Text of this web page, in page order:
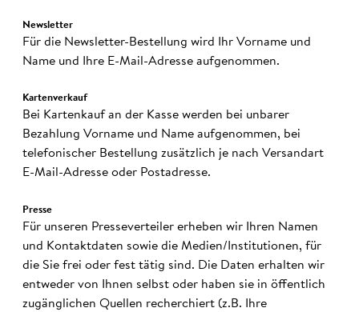
News­letter
Für die Newsletter-Bestellung wird Ihr Vorname und
Name und Ihre E-Mail-Adresse aufgenommen.
Karten­ver­kauf
Bei Kartenkauf an der Kasse werden bei unbarer
Bezahlung Vorname und Name aufgenommen, bei
telefonischer Bestellung zusätzlich je nach Versandart
E-Mail-Adresse oder Postadresse.
Presse
Für unseren Presseverteiler erheben wir Ihren Namen
und Kontaktdaten sowie die Medien/Institutionen, für
die Sie frei oder fest tätig sind. Die Daten erhalten wir
entweder von Ihnen selbst oder haben sie in öffentlich
zugänglichen Quellen recherchiert (z.B. Ihre